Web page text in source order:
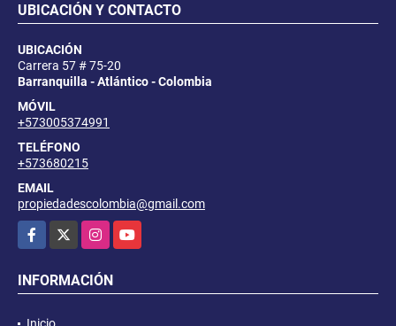
UBICACIÓN Y CONTACTO
UBICACIÓN
Carrera 57 # 75-20
Barranquilla - Atlántico - Colombia
MÓVIL
+573005374991
TELÉFONO
+573680215
EMAIL
propiedadescolombia@gmail.com
Facebook
InstagramYouTube
INFORMACIÓN